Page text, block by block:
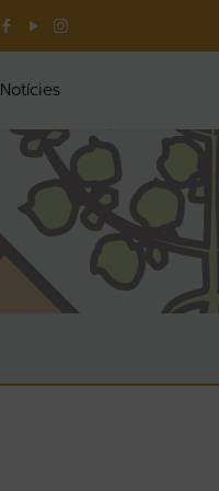
Notícies